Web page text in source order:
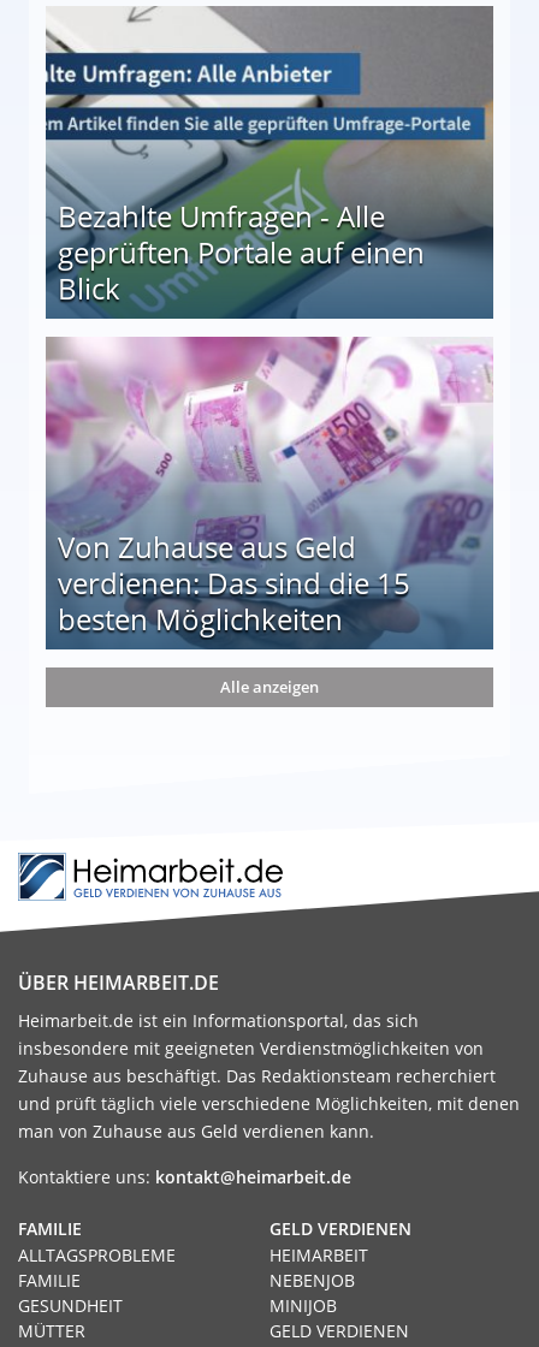
Bezahlte Umfragen - Alle
geprüften Portale auf einen
Blick
auf einen Blick
Von Zuhause aus Geld
verdienen: Das sind die 15
besten Möglichkeiten
die 15 besten Möglichkeiten
Alle anzeigen
ÜBER HEIMARBEIT.DE
Heimarbeit.de ist ein Informationsportal, das sich
insbesondere mit geeigneten Verdienstmöglichkeiten von
Zuhause aus beschäftigt. Das Redaktionsteam recherchiert
und prüft täglich viele verschiedene Möglichkeiten, mit denen
man von Zuhause aus Geld verdienen kann.
Kontaktiere uns: kontakt@heimarbeit.de
GELD VERDIENEN
HEIMARBEIT
NEBENJOB
MINIJOB
GELD VERDIENEN
FAMILIE
ALLTAGSPROBLEME
FAMILIE
GESUNDHEIT
MÜTTER